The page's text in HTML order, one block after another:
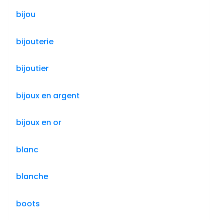
bijou
bijouterie
bijoutier
bijoux en argent
bijoux en or
blanc
blanche
boots